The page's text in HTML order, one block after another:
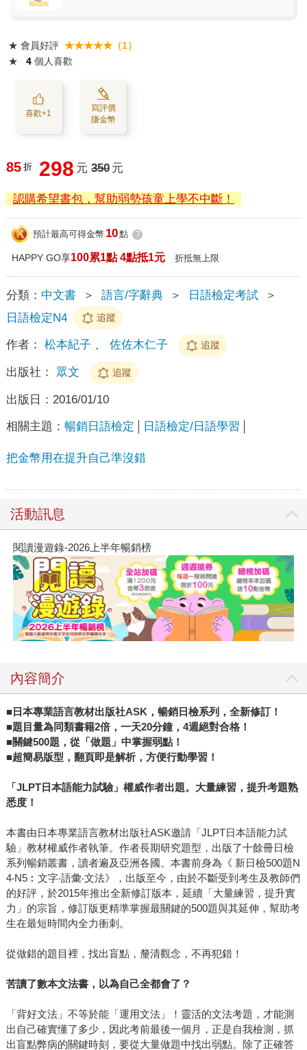
★ 會員好評 ★★★★★（1）
★
4 個人喜歡
喜歡+1
寫評價
賺金幣
85 折 298 元 350 元
認購希望書包，幫助弱勢孩童上學不中斷！
預計最高可得金幣 10點 ?
HAPPY GO享100累1點 4點抵1元 折抵無上限
分類： 中文書 ＞ 語言/字辭典 ＞ 日語檢定考試
＞
日語檢定N4
追蹤
作者： 松本紀子 、 佐佐木仁子 追蹤
出版社： 眾文 追蹤
出版日： 2016/01/10
相關主題： 暢銷日語檢定 日語檢定/日語學習
把金幣用在提升自己準沒錯
活動訊息
閱讀漫遊錄-2026上半年暢銷榜
內容簡介
■日本專業語言教材出版社ASK ，暢銷日檢系列，全新修訂！
■題目量為同類書籍2倍，一天20分鐘， 4週絕對合格！
■關鍵500題，從「做題」中掌握弱點！
■超簡易版型，翻頁即是解析，方便行動學習！
「JLPT日本語能力試驗」權威作者出題。大量練習，提升考題熟
悉度！
本書由日本專業語言教材出版社ASK邀請「JLPT日本語能力試
驗」教材權威作者執筆。作者長期研究題型，出版了十餘冊日檢
系列暢銷叢書，讀者遍及亞洲各國。本書前身為《 新日檢500題N
4‧N5︰文字‧語彙‧文法》，出版至今，由於不斷受到考生及教師們
的好評，於2015年推出全新修訂版本，延續「大量練習，提升實
力」的宗旨，修訂版更精準掌握最關鍵的500題與其延伸，幫助考
生在最短時間內全力衝刺。
從做錯的題目裡，找出盲點，釐清觀念，不再犯錯！
苦讀了數本文法書，以為自己全都會了？
「背好文法」不等於能「運用文法」！靈活的文法考題，才能測
出自己確實懂了多少，因此考前最後一個月，正是自我檢測，抓
出盲點弊病的關鍵時刻，要從大量做題中找出弱點。除了正確答